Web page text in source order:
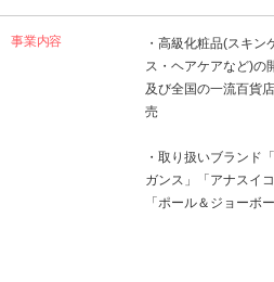
事業内容
・高級化粧品(スキ
ス・ヘアケアなど)の
及び全国の一流百貨
売
・取り扱いブランド
ガンス」「アナスイ
「ポール＆ジョーボー